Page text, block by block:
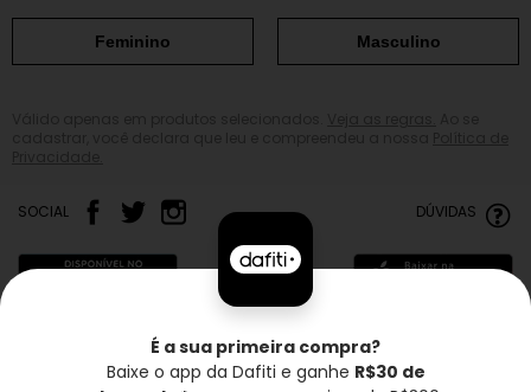
Feminino Masculino
SOCIAL DÚVIDAS
Frete grátis* Troca grátis Entrega rápida
É a sua primeira compra?
Baixe o app da Dafiti e ganhe R$30 de